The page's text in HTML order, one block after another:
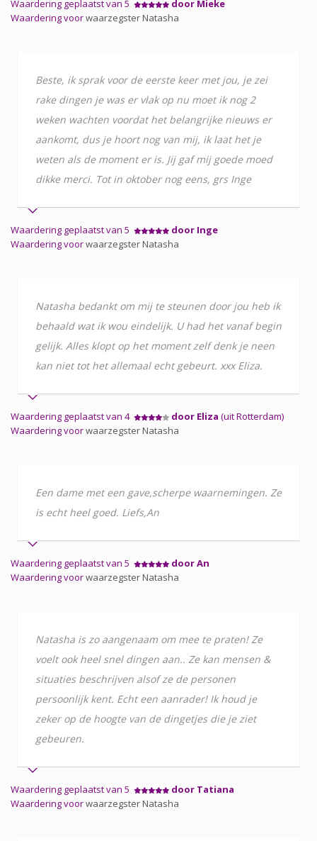
Waardering geplaatst van 5
door Mieke
Waardering voorwaarzegster Natasha
Beste, ik sprak voor de eerste keer met jou, je zei
rake dingen je was er vlak op nu moet ik nog 2
weken wachten voordat het belangrijke nieuws er
aankomt, dus je hoort nog van mij, ik laat het je
weten als de moment er is. Jij gaf mij goede moed
dikke merci. Tot in oktober nog eens, grs Inge
Waardering geplaatst van 5
door Inge
Waardering voorwaarzegster Natasha
Natasha bedankt om mij te steunen door jou heb ik
behaald wat ik wou eindelijk. U had het vanaf begin
gelijk. Alles klopt op het moment zelf denk je neen
kan niet tot het allemaal echt gebeurt. xxx Eliza.
Waardering geplaatst van 4 door Eliza (uit Rotterdam)
Waardering voorwaarzegster Natasha
Een dame met een gave,scherpe waarnemingen. Ze
is echt heel goed. Liefs,An
Waardering geplaatst van 5
door An
Waardering voorwaarzegster Natasha
Natasha is zo aangenaam om mee te praten! Ze
voelt ook heel snel dingen aan.. Ze kan mensen &
situaties beschrijven alsof ze de personen
persoonlijk kent. Echt een aanrader! Ik houd je
zeker op de hoogte van de dingetjes die je ziet
gebeuren.
Waardering geplaatst van 5
door Tatiana
Waardering voorwaarzegster Natasha